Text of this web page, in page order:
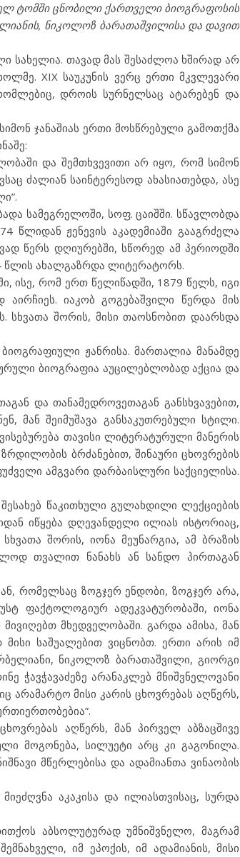
ტომში ცნობილი ქართველი ბიოგრაფოსის
ნიკოლოზ ბარათაშვილისა და დავით
სახელია. თავად მას შესაძლოა ხშირად არ
XIX საუკუნის ვერც ერთი მკვლევარი
დროის სურნელსაც ატარებენ და
ჯანაშიას ერთი მოსწრებული გამოთქმა
და შემთხვევითი არ იყო, რომ სიმონ
ძალიან საინტერესოდ ახასიათებდა, ასე
სამეგრელოში, სოფ. ცაიშში. სწავლობდა
წლიდან ჟენევის აკადემიაში გააგრძელა
წერს დღიურებში, სწორედ ამ პერიოდში
წლის ახალგაზრდა ლიტერატორს.
ისე, რომ ერთ წელიწადში, 1879 წელს, იგი
აირჩიეს. იაკობ გოგებაშვილი წერდა მის
სხვათა შორის, მისი თაოსნობით დაარსდა
ჟანრისა. მართალია მანამდე
ბიოგრაფია აუცილებლობად აქცია და
და თანამედროვეთაგან განსხვავებით,
მან შეიმუშავა განსაკუთრებული სტილი.
თავისი ლიტერატურული მანერის
ბრძანებით, შინაური ცხოვრების
ამგვარი დარბაისლური საქციელისა.
წაკითხული გულახდილი ლექციების
იწყება დღევანდელი ილიას ისტორიაც,
შორის, იონა მეუნარგია, ამ ბრაზის
თვალით ნანახს ან სანდო პირთაგან
რომელსაც ზოგჯერ ენდობი, ზოგჯერ არა,
ფაქტოლოგიურ ადეკვატურობაში, იონა
მხედველობაში. გარდა ამისა, მან
საშუალებით ვიცნობთ. ერთი არის იმ
ნიკოლოზ ბარათაშვილი, გიორგი
ჭავჭავაძეზე არანაკლებ მნიშვნელოვანი
არამარტო მისი კარის ცხოვრებას აღწერს,
აღწერს, მან პირველ აბზაცშივე
მოგონება, სილუეტი არც კი გაგონილა.
მწერლებისა და ადამიანთა ვინაობის
აკაკისა და ილიასთვისაც, სურდა
აბსოლუტურად უმნიშვნელო, მაგრამ
იმ ეპოქის, იმ ადამიანის, მისი